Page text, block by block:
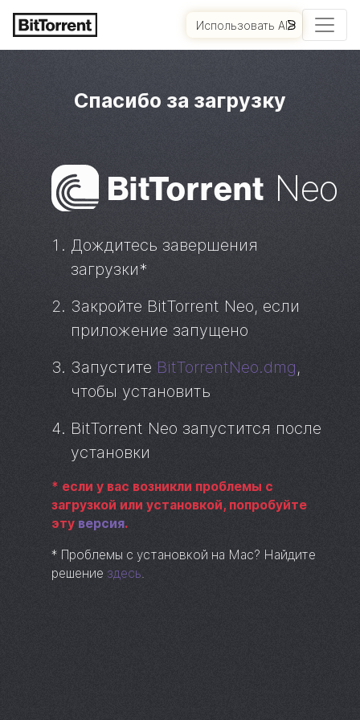
НАЧАЛО РАБОТЫ
Использовать AI
Спасибо за загрузку
BitTorrent Neo
Дождитесь завершения
загрузки*
Закройте BitTorrent Neo, если
приложение запущено
Запустите BitTorrentNeo.dmg,
чтобы установить
BitTorrent Neo запустится после
установки
* если у вас возникли проблемы с
загрузкой или установкой, попробуйте
эту версия.
* Проблемы с установкой на Mac? Найдите
решение здесь.